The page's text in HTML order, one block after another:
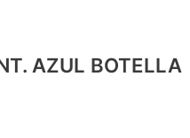
AZUL BOTELLA